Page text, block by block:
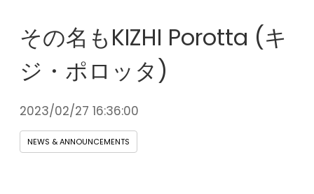
その名もKIZHI Porotta (キ
ジ・ポロッタ)
2023/02/27 16:36:00
NEWS & ANNOUNCEMENTS